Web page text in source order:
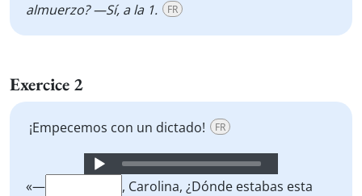
almuerzo? —Sí, a la 1.
FR
Exercice 2
¡Empecemos con un dictado! FR
Audio
«—
, Carolina, ¿Dónde estabas esta